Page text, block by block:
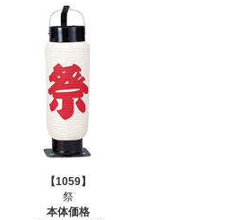
【1059】
祭
本体価格